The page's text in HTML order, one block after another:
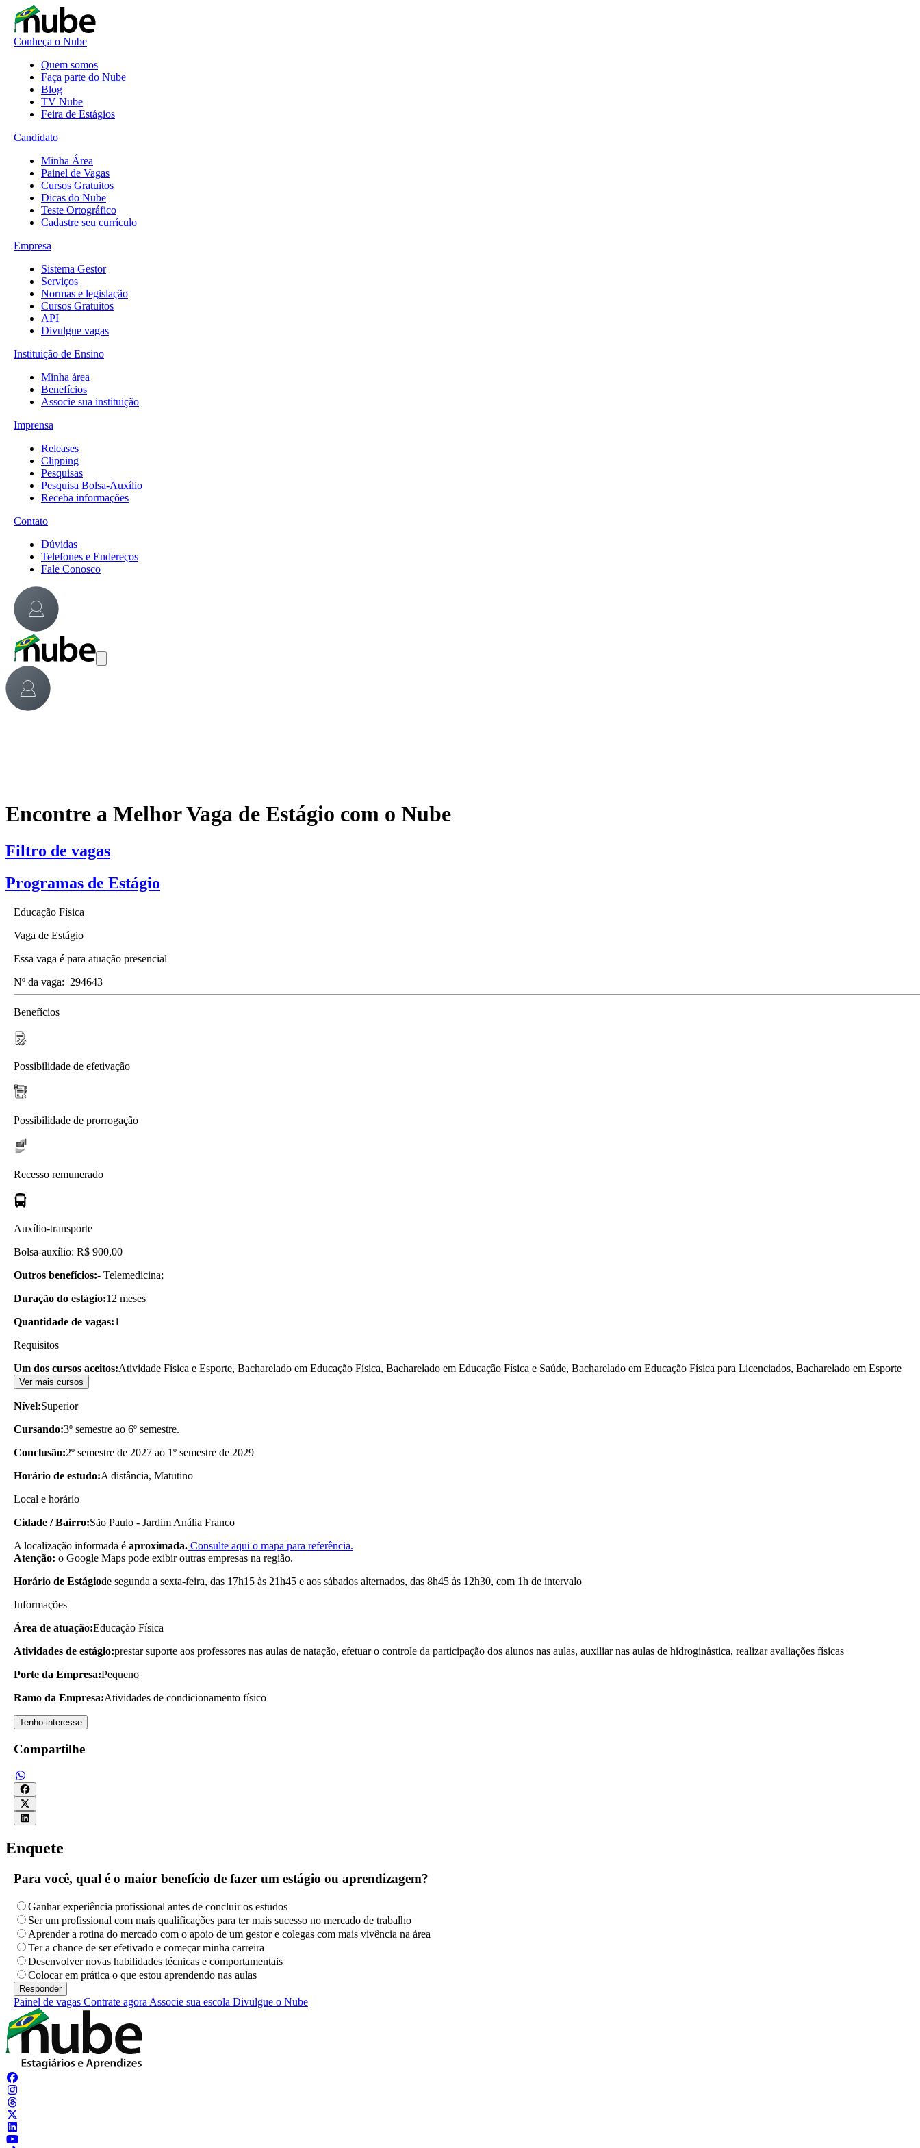
Conheça o Nube
Quem somos
Faça parte do Nube
Blog
TV Nube
Feira de Estágios
Candidato
Minha Área
Painel de Vagas
Cursos Gratuitos
Dicas do Nube
Teste Ortográfico
Cadastre seu currículo
Empresa
Sistema Gestor
Serviços
Normas e legislação
Cursos Gratuitos
API
Divulgue vagas
Instituição de Ensino
Minha área
Benefícios
Associe sua instituição
Imprensa
Releases
Clipping
Pesquisas
Pesquisa Bolsa-Auxílio
Receba informações
Contato
Dúvidas
Telefones e Endereços
Fale Conosco
Encontre a Melhor Vaga de Estágio com o Nube
Filtro de vagas
Programas de Estágio
Educação Física
Vaga de Estágio
Essa vaga é para atuação presencial
Nº da vaga: 294643
Benefícios
Possibilidade de efetivação
Possibilidade de prorrogação
Recesso remunerado
Auxílio-transporte
Bolsa-auxílio: R$ 900,00
Outros benefícios:- Telemedicina;
Duração do estágio:12 meses
Quantidade de vagas:1
Requisitos
Um dos cursos aceitos:Atividade Física e Esporte, Bacharelado em Educação Física, Bacharelado em Educação Física e Saúde, Bacharelado em Educação Física para Licenciados, Bacharelado em Esporte
Ver mais cursos
Nível:Superior
Cursando:3º semestre ao 6º semestre.
Conclusão:2º semestre de 2027 ao 1º semestre de 2029
Horário de estudo:A distância, Matutino
Local e horário
Cidade / Bairro:São Paulo - Jardim Anália Franco
A localização informada é aproximada. Consulte aqui o mapa para referência.
Atenção: o Google Maps pode exibir outras empresas na região.
Horário de Estágiode segunda a sexta-feira, das 17h15 às 21h45 e aos sábados alternados, das 8h45 às 12h30, com 1h de intervalo
Informações
Área de atuação:Educação Física
Atividades de estágio:prestar suporte aos professores nas aulas de natação, efetuar o controle da participação dos alunos nas aulas, auxiliar nas aulas de hidroginástica, realizar avaliações físicas
Porte da Empresa:Pequeno
Ramo da Empresa:Atividades de condicionamento físico
Tenho interesse
Compartilhe
Enquete
Para você, qual é o maior benefício de fazer um estágio ou aprendizagem?
Ganhar experiência profissional antes de concluir os estudos
Ser um profissional com mais qualificações para ter mais sucesso no mercado de trabalho
Aprender a rotina do mercado com o apoio de um gestor e colegas com mais vivência na área
Ter a chance de ser efetivado e começar minha carreira
Desenvolver novas habilidades técnicas e comportamentais
Colocar em prática o que estou aprendendo nas aulas
Painel de vagas Contrate agora Associe sua escola Divulgue o Nube